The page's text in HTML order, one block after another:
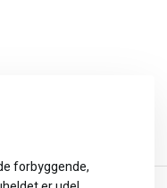
forbyggende,